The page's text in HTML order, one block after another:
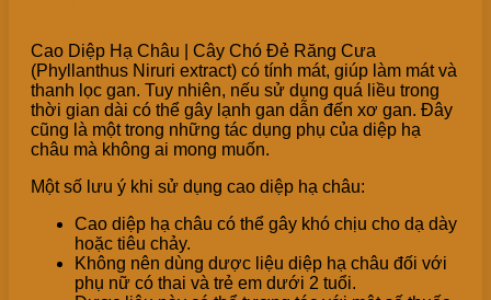
Cao Diệp Hạ Châu | Cây Chó Đẻ Răng Cưa
(Phyllanthus Niruri extract) có tính mát, giúp làm mát và
thanh lọc gan. Tuy nhiên, nếu sử dụng quá liều trong
thời gian dài có thể gây lạnh gan dẫn đến xơ gan. Đây
cũng là một trong những tác dụng phụ của diệp hạ
châu mà không ai mong muốn.
Một số lưu ý khi sử dụng cao diệp hạ châu:
Cao diệp hạ châu có thể gây khó chịu cho dạ dày
hoặc tiêu chảy.
Không nên dùng dược liệu diệp hạ châu đối với
phụ nữ có thai và trẻ em dưới 2 tuổi.